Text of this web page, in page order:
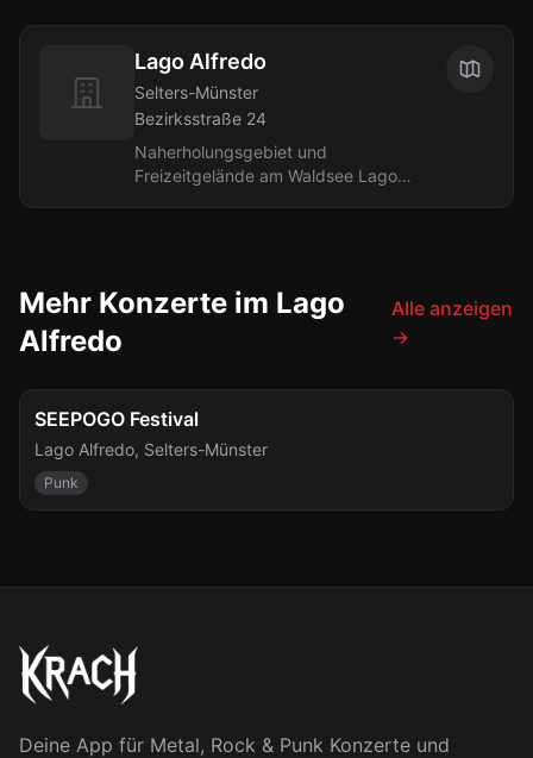
Lago Alfredo
Selters-Münster
Bezirksstraße 24
Naherholungsgebiet und
Freizeitgelände am Waldsee Lago
Mehr Konzerte im Lago
Alfredo
Alle anzeigen
→
Fr., 23. Juli
SEEPOGO Festival
Lago Alfredo, Selters-Münster
Punk
Deine App für Metal, Rock & Punk Konzerte und